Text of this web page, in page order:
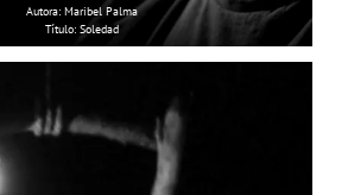
Autora: Maribel Palma
Título: Soledad